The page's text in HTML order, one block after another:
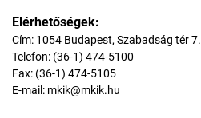
Elérhetőségek:
Cím: 1054 Budapest, Szabadság tér 7.
Telefon: (36-1) 474-5100
Fax: (36-1) 474-5105
E-mail: mkik@mkik.hu